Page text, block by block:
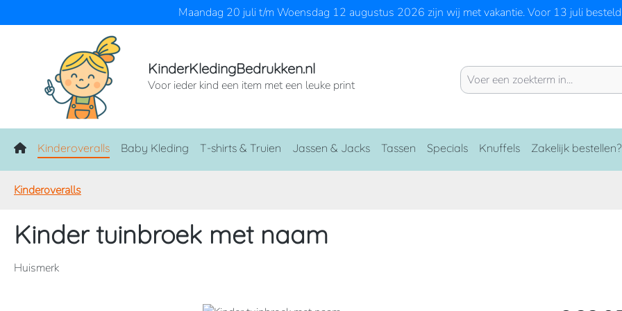
Maandag 20 juli t/m Woensdag 12 augustus 2026 zijn wij met vakantie. Voor 13 juli
KinderKledingBedrukken.nl
Voor ieder kind een item met een leuke print
Home
Kinderoveralls Baby Kleding T-shirts & Truien Jassen & Jacks Tassen Specials Knuffels Zakelijk bestellen?
Kinderoveralls
Kinder tuinbroek met naam
Huismerk